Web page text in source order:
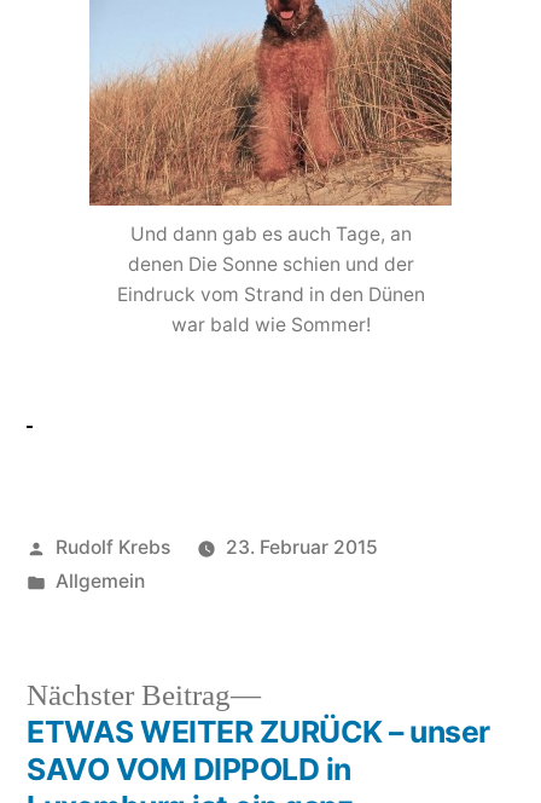
Und dann gab es auch Tage, an
denen Die Sonne schien und der
Eindruck vom Strand in den Dünen
war bald wie Sommer!
Veröffentlicht
von
Rudolf Krebs
23. Februar 2015
Veröffentlicht
Allgemein
Beitragsnavigation
Nächster Beitrag
Nächster
Beitrag:
ETWAS WEITER ZURÜCK – unser
SAVO VOM DIPPOLD in